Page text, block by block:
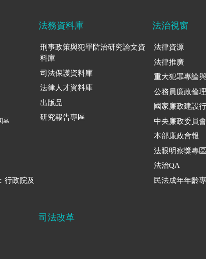
區
行政院及
法務資料庫
刑事政策與犯罪防治研究論文資
料庫
司法保護資料庫
法律人才資料庫
出版品
研究報告專區
法治視窗
法律資源
法律推廣
重大犯罪專論
公務員廉政倫
國家廉政建設
中央廉政委員會
本部廉政會報
法眼明察獎專區
法治QA
民法成年年齡
司法改革